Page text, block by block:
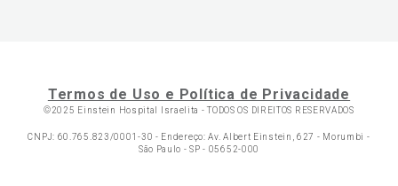
Termos de Uso e Política de Privacidade
©2025 Einstein Hospital Israelita -TODOS OS DIREITOS RESERVADOS
CNPJ: 60.765.823/0001-30 - Endereço: Av. Albert Einstein, 627 - Morumbi -
São Paulo - SP - 05652-000